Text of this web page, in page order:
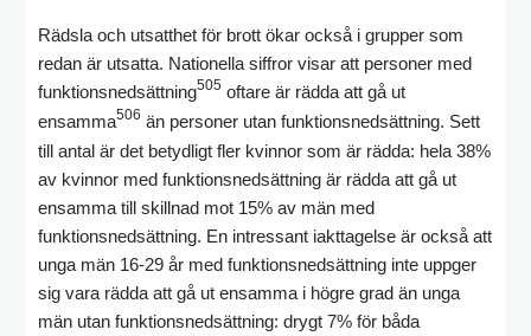
Rädsla och utsatthet för brott ökar också i grupper som
redan är utsatta. Nationella siffror visar att personer med
funktionsnedsättning505 oftare är rädda att gå ut
ensamma506 än personer utan funktionsnedsättning. Sett
till antal är det betydligt fler kvinnor som är rädda: hela 38%
av kvinnor med funktionsnedsättning är rädda att gå ut
ensamma till skillnad mot 15% av män med
funktionsnedsättning. En intressant iakttagelse är också att
unga män 16-29 år med funktionsnedsättning inte uppger
sig vara rädda att gå ut ensamma i högre grad än unga
män utan funktionsnedsättning: drygt 7% för båda